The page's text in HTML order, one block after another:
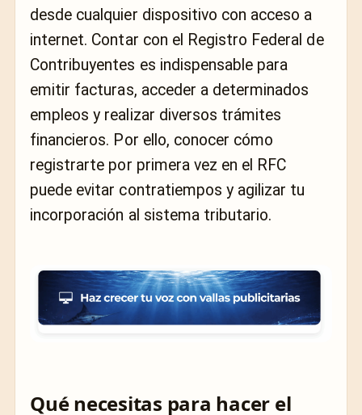
desde cualquier dispositivo con acceso a
internet. Contar con el Registro Federal de
Contribuyentes es indispensable para
emitir facturas, acceder a determinados
empleos y realizar diversos trámites
financieros. Por ello, conocer cómo
registrarte por primera vez en el RFC
puede evitar contratiempos y agilizar tu
incorporación al sistema tributario.
Qué necesitas para hacer el